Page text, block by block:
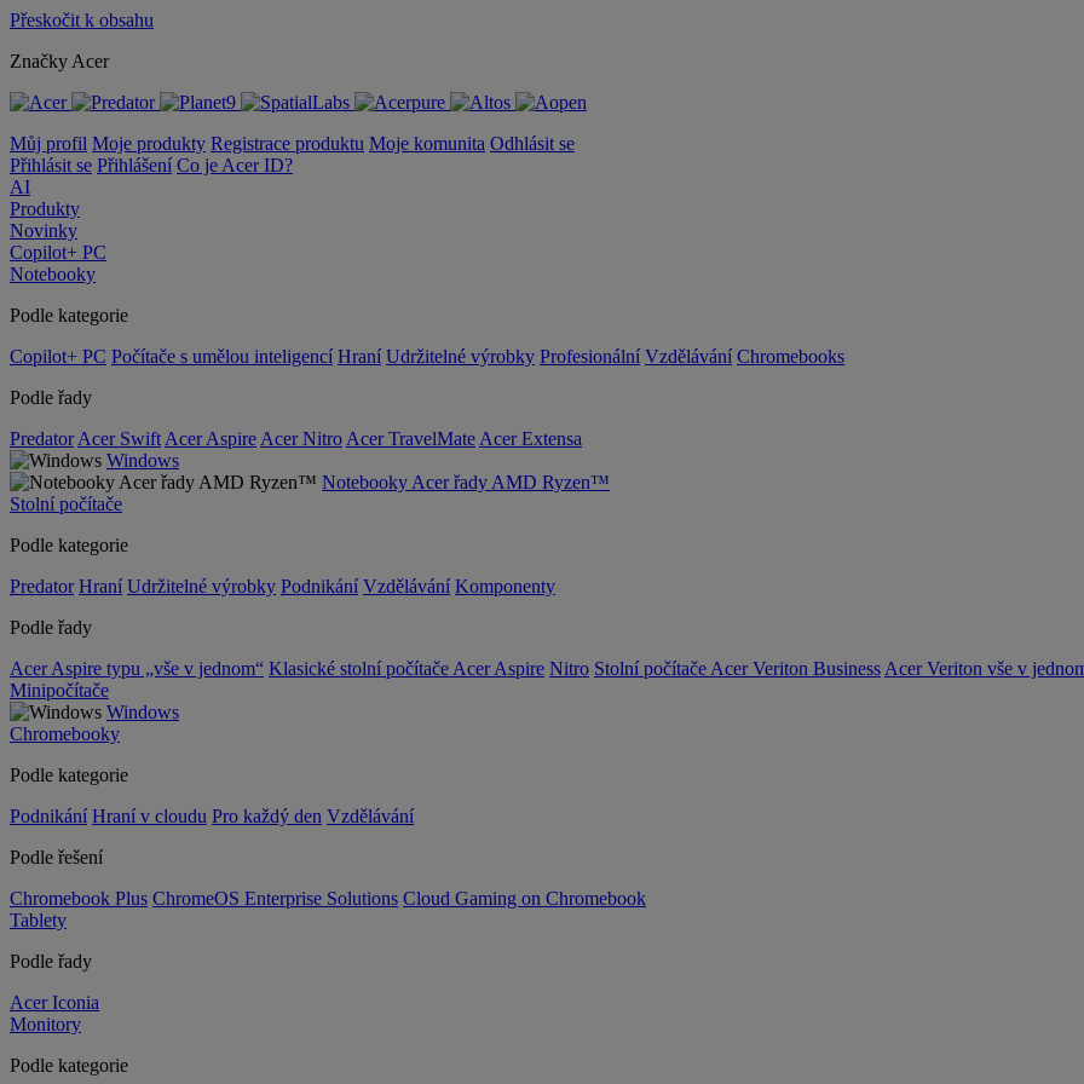
Přeskočit k obsahu
Značky Acer
Můj profil Moje produkty Registrace produktu Moje komunita Odhlásit se
Přihlásit se Přihlášení Co je Acer ID?
AI
Produkty
Novinky
Copilot+ PC
Notebooky
Podle kategorie
Copilot+ PC Počítače s umělou inteligencí Hraní Udržitelné výrobky Profesionální Vzdělávání Chromebooks
Podle řady
Predator Acer Swift Acer Aspire Acer Nitro Acer TravelMate Acer Extensa
Windows
Notebooky Acer řady AMD Ryzen™
Stolní počítače
Podle kategorie
Predator Hraní Udržitelné výrobky Podnikání Vzdělávání Komponenty
Podle řady
Acer Aspire typu „vše v jednom“ Klasické stolní počítače Acer Aspire Nitro Stolní počítače Acer Veriton Business Acer Veriton vše v
Minipočítače
Windows
Chromebooky
Podle kategorie
Podnikání Hraní v cloudu Pro každý den Vzdělávání
Podle řešení
Chromebook Plus ChromeOS Enterprise Solutions Cloud Gaming on Chromebook
Tablety
Podle řady
Acer Iconia
Monitory
Podle kategorie